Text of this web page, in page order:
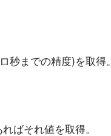
秒までの精度)を取得。
ばそれ値を取得。